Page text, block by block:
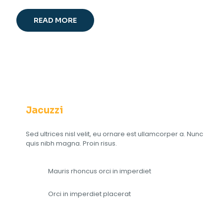
READ MORE
Jacuzzi
Sed ultrices nisl velit, eu ornare est ullamcorper a. Nunc
quis nibh magna. Proin risus.
Mauris rhoncus orci in imperdiet
Orci in imperdiet placerat